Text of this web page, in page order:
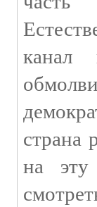
страна
на эту